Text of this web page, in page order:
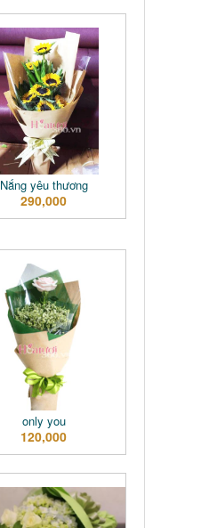
Nắng yêu thương
290,000
only you
120,000